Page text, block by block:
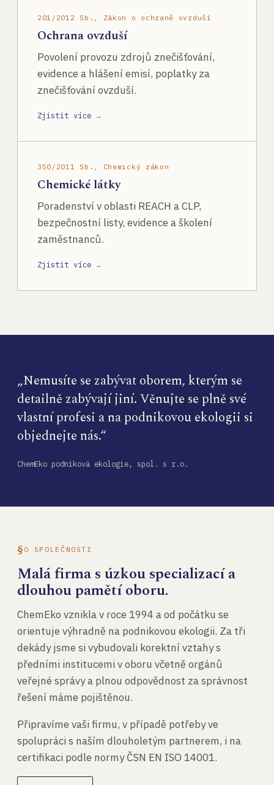
201/2012 Sb., Zákon o ochraně ovzduší
Ochrana ovzduší
Povolení provozu zdrojů znečišťování,
evidence a hlášení emisí, poplatky za
znečišťování ovzduší.
Zjistit více →
350/2011 Sb., Chemický zákon
Chemické látky
Poradenství v oblasti REACH a CLP,
bezpečnostní listy, evidence a školení
zaměstnanců.
Zjistit více →
„Nemusíte se zabývat oborem, kterým se
detailně zabývají jiní. Věnujte se plně své
vlastní profesi a na podnikovou ekologii si
objednejte nás.“
ChemEko podniková ekologie, spol. s r.o.
O SPOLEČNOSTI
Malá firma s úzkou specializací a
dlouhou pamětí oboru.
ChemEko vznikla v roce 1994 a od počátku se
orientuje výhradně na podnikovou ekologii. Za tři
dekády jsme si vybudovali korektní vztahy s
předními institucemi v oboru včetně orgánů
veřejné správy a plnou odpovědnost za správnost
řešení máme pojištěnou.
Připravíme vaši firmu, v případě potřeby ve
spolupráci s naším dlouholetým partnerem, i na
certifikaci podle normy ČSN EN ISO 14001.